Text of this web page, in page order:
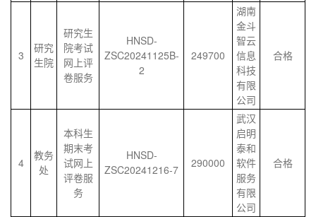
3
研究
生院
研究生
院考试
网上评
卷服务
HNSD-
ZSC20241125B-
2
249700
湖南
金斗
智云
信息
科技
有限
公司
合格
4
教务
处
本科生
期末考
试网上
评卷服
务
HNSD-
ZSC20241216-7
290000
武汉
启明
泰和
软件
服务
有限
公司
合格